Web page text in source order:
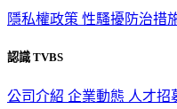
隱私權政策 性騷擾防治措
認識 TVBS
公司介紹 企業動態 人才招